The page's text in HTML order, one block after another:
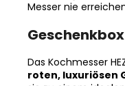
übertroffen wird,
Messer nie
Geschenkbox